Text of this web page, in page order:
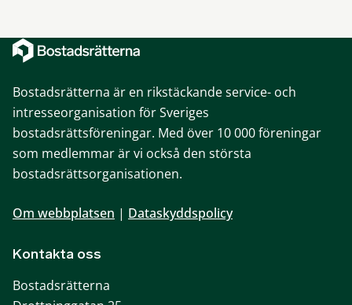
Bostadsrätterna är en rikstäckande service- och
intresseorganisation för Sveriges
bostadsrättsföreningar. Med över 10 000 föreningar
som medlemmar är vi också den största
bostadsrättsorganisationen.
Om webbplatsen | Dataskyddspolicy
Kontakta oss
Bostadsrätterna